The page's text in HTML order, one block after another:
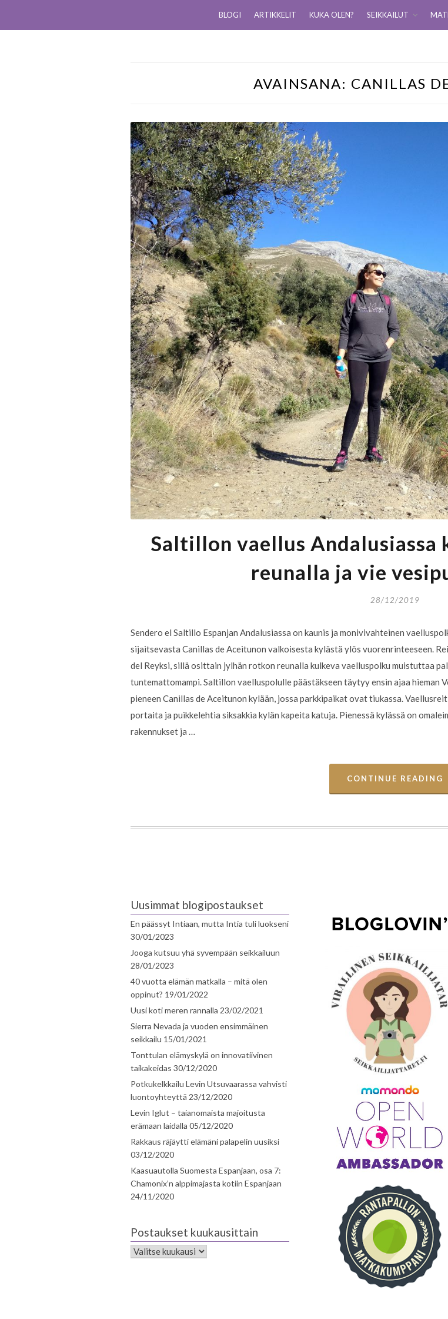
BLOGI ARTIKKELIT KUKA OLEN? SEIKKAILUT
AVAINSANA: CANILLAS
Saltillon vaellus Andalusiassa
reunalla ja vie
28/12/2019
Sendero el Saltillo Espanjan Andalusiassa on kaunis ja monivivahteinen
sijaitsevasta Canillas de Aceitunon valkoisesta kylästä ylös vuorenrinteeseen.
del Reyksi, sillä osittain jylhän rotkon reunalla kulkeva vaelluspolku muistuttaa
tuntemattomampi. Saltillon vaelluspolulle päästäkseen täytyy ensin ajaa hieman
pieneen Canillas de Aceitunon kylään, jossa parkkipaikat ovat tiukassa.
portaita ja puikkelehtia siksakkia kylän kapeita katuja. Pienessä kylässä on
rakennukset ja …
CONTINUE READING
Uusimmat blogipostaukset
En päässyt Intiaan, mutta Intia tuli luokseni
30/01/2023
Jooga kutsuu yhä syvempään seikkailuun
28/01/2023
40 vuotta elämän matkalla – mitä olen
oppinut? 19/01/2022
Uusi koti meren rannalla 23/02/2021
Sierra Nevada ja vuoden ensimmäinen
seikkailu 15/01/2021
Tonttulan elämyskylä on innovatiivinen
taikakeidas 30/12/2020
Potkukelkkailu Levin Utsuvaarassa vahvisti
luontoyhteyttä 23/12/2020
Levin Iglut – taianomaista majoitusta
erämaan laidalla 05/12/2020
Rakkaus räjäytti elämäni palapelin uusiksi
03/12/2020
Kaasuautolla Suomesta Espanjaan, osa 7:
Chamonix’n alppimajasta kotiin Espanjaan
24/11/2020
Postaukset kuukausittain